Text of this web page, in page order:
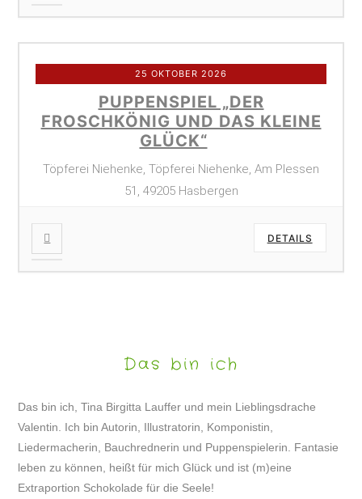
25 OKTOBER 2026
PUPPENSPIEL „DER
FROSCHKÖNIG UND DAS KLEINE
GLÜCK“
Töpferei Niehenke, Töpferei Niehenke, Am Plessen
51, 49205 Hasbergen
DETAILS
Das bin ich
Das bin ich, Tina Birgitta Lauffer und mein Lieblingsdrache
Valentin. Ich bin Autorin, Illustratorin, Komponistin,
Liedermacherin, Bauchrednerin und Puppenspielerin. Fantasie
leben zu können, heißt für mich Glück und ist (m)eine
Extraportion Schokolade für die Seele!